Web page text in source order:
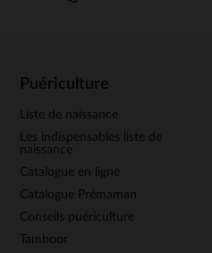
Puériculture
Liste de naissance
Les indispensables liste de
naissance
Catalogue en ligne
Catalogue Prémaman
Conseils puériculture
Tamboor